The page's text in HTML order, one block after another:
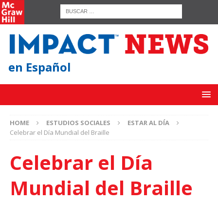
en Español
HOME ESTUDIOS SOCIALES
ESTAR AL DÍA
Celebrar el Día Mundial del Braille
Celebrar el Día
Mundial del Braille